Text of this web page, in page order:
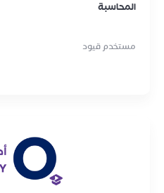
المحاسبة
مستخدم قيود